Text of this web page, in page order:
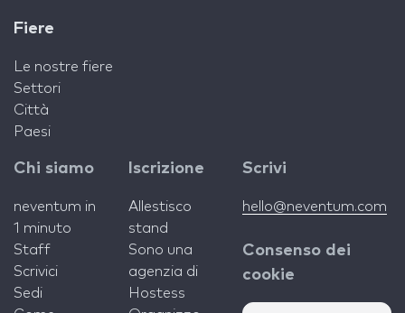
Fiere
Le nostre fiere
Settori
Città
Paesi
Chi siamo
neventum in
1 minuto
Staff
Scrivici
Sedi
Iscrizione
Allestisco
stand
Sono una
agenzia di
Hostess
Scrivi
hello@neventum.com
Consenso dei
cookie